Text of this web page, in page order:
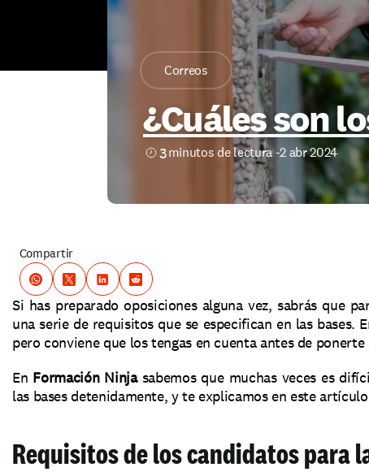
Correos
¿Cuáles son
3minutos de lectura -2 abr 2024
Compartir
Si has preparado oposiciones alguna vez, sabrás que
una serie de requisitos que se especifican en las bases.
pero conviene que los tengas en cuenta antes de
En Formación Ninja sabemos que muchas veces es
las bases detenidamente, y te explicamos en este artículo
Requisitos de los candidatos para